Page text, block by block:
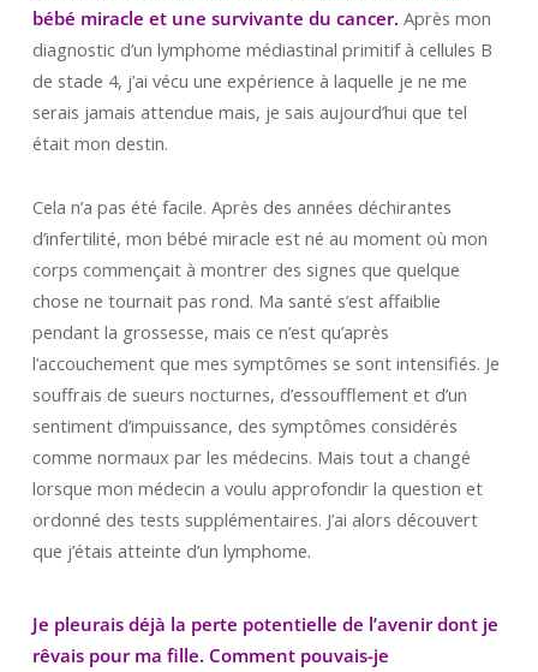
bébé miracle et une survivante du cancer. Après mon
diagnostic d’un lymphome médiastinal primitif à cellules B
de stade 4, j’ai vécu une expérience à laquelle je ne me
serais jamais attendue mais, je sais aujourd’hui que tel
était mon destin.
Cela n’a pas été facile. Après des années déchirantes
d’infertilité, mon bébé miracle est né au moment où mon
corps commençait à montrer des signes que quelque
chose ne tournait pas rond. Ma santé s’est affaiblie
pendant la grossesse, mais ce n’est qu’après
l’accouchement que mes symptômes se sont intensifiés. Je
souffrais de sueurs nocturnes, d’essoufflement et d’un
sentiment d’impuissance, des symptômes considérés
comme normaux par les médecins. Mais tout a changé
lorsque mon médecin a voulu approfondir la question et
ordonné des tests supplémentaires. J’ai alors découvert
que j’étais atteinte d’un lymphome.
Je pleurais déjà la perte potentielle de l’avenir dont je
rêvais pour ma fille. Comment pouvais-je